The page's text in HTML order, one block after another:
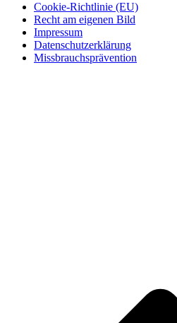
Cookie-Richtlinie (EU)
Recht am eigenen Bild
Impressum
Datenschutzerklärung
Missbrauchsprävention